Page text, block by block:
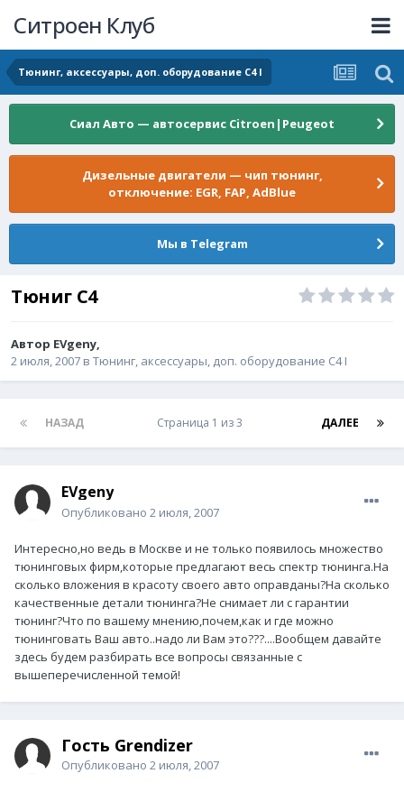
Ситроен Клуб
Тюнинг, аксессуары, доп. оборудование C4 I
Сиал Авто — автосервис Citroen|Peugeot
Дизельные двигатели — чип тюнинг,
отключение: EGR, FAP, AdBlue
Мы в Telegram
Тюниг C4
Автор EVgeny,
2 июля, 2007 в Тюнинг, аксессуары, доп. оборудование C4 I
НАЗАД ДАЛЕЕ
Страница 1 из 3
EVgeny
Опубликовано 2 июля, 2007
Интересно,но ведь в Москве и не только появилось множество
тюнинговых фирм,которые предлагают весь спектр тюнинга.На
сколько вложения в красоту своего авто оправданы?На сколько
качественные детали тюнинга?Не снимает ли с гарантии
тюнинг?Что по вашему мнению,почем,как и где можно
тюнинговать Ваш авто..надо ли Вам это???....Вообщем давайте
здесь будем разбирать все вопросы связанные с
вышеперечисленной темой!
Гость Grendizer
Опубликовано 2 июля, 2007